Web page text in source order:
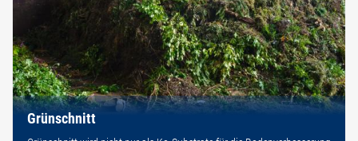
Grünschnitt